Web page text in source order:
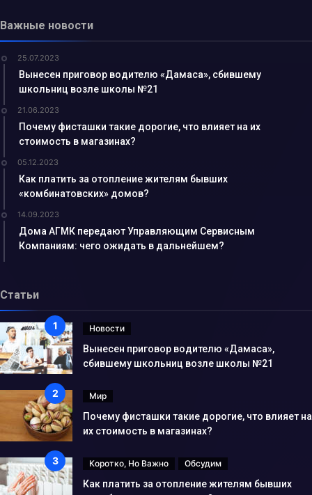
Важные новости
25.07.2023
Вынесен приговор водителю «Дамаса», сбившему
школьниц возле школы №21
21.06.2023
Почему фисташки такие дорогие, что влияет на их
стоимость в магазинах?
05.12.2023
Как платить за отопление жителям бывших
«комбинатовских» домов?
14.09.2023
Дома АГМК передают Управляющим Сервисным
Компаниям: чего ожидать в дальнейшем?
Статьи
Новости
Вынесен приговор водителю «Дамаса»,
сбившему школьниц возле школы №21
Мир
Почему фисташки такие дорогие, что влияет на
их стоимость в магазинах?
Коротко, Но Важно Обсудим
Как платить за отопление жителям бывших